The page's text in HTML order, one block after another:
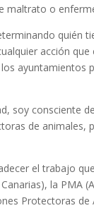
maltrato o
quién
acción
ayuntamientos
soy consciente
de
el trabajo
la PMA
Protectoras